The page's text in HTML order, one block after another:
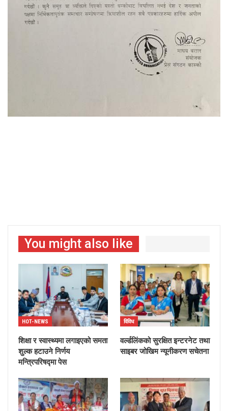
You might also like
HOT-NEWS
शिक्षा र स्वास्थ्यमा लगाइएको समता
शुल्क हटाउने निर्णय
मन्त्रिपरिषद्मा पेस
विविध
वर्ल्डलिंकको सुरक्षित इन्टरनेट तथा
साइबर जोखिम न्यूनीकरण सचेतना